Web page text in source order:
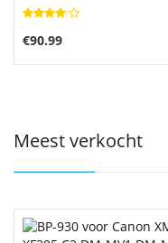
€90.99
Meest verkocht